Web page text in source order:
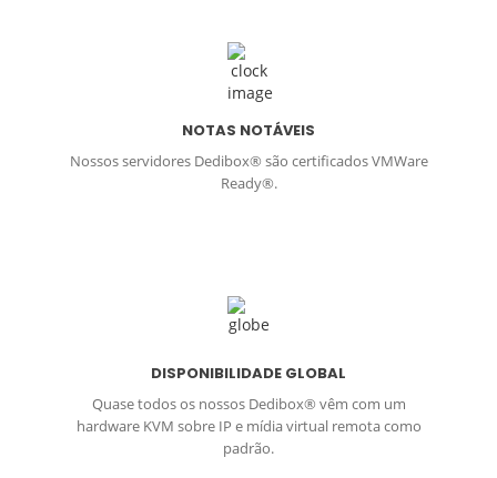
NOTAS NOTÁVEIS
Nossos servidores Dedibox® são certificados VMWare
Ready®.
DISPONIBILIDADE GLOBAL
Quase todos os nossos Dedibox® vêm com um
hardware KVM sobre IP e mídia virtual remota como
padrão.